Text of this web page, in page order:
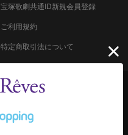
宝塚歌劇共通ID新規会員登録
ご利用規約
特定商取引法について